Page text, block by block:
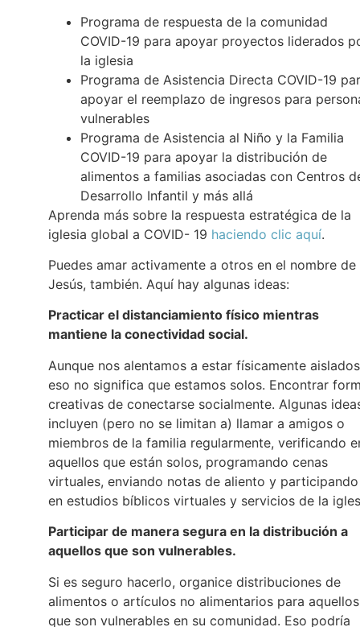
Programa de respuesta de la comunidad
COVID-19 para apoyar proyectos liderados
la iglesia
Programa de Asistencia Directa COVID-19
apoyar el reemplazo de ingresos para
vulnerables
Programa de Asistencia al Niño y la Familia
COVID-19 para apoyar la distribución de
alimentos a familias asociadas con Centros
Desarrollo Infantil y más allá
Aprenda más sobre la respuesta estratégica de la
iglesia global a COVID- 19 haciendo clic aquí.
Puedes amar activamente a otros en el nombre de
Jesús, también. Aquí hay algunas ideas:
Practicar el distanciamiento físico mientras
mantiene la conectividad social.
Aunque nos alentamos a estar físicamente
eso no significa que estamos solos. Encontrar
creativas de conectarse socialmente. Algunas
incluyen (pero no se limitan a) llamar a amigos o
miembros de la familia regularmente, verificando
aquellos que están solos, programando cenas
virtuales, enviando notas de aliento y participando
en estudios bíblicos virtuales y servicios de la
Participar de manera segura en la distribución a
aquellos que son vulnerables.
Si es seguro hacerlo, organice distribuciones de
alimentos o artículos no alimentarios para aquellos
que son vulnerables en su comunidad. Eso podría